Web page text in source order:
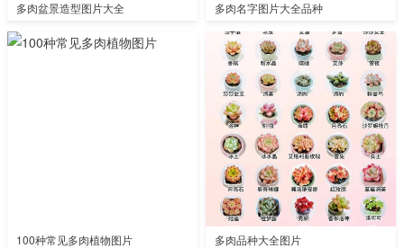
多肉盆景造型图片大全 多肉名字图片大全品种
100种常见多肉植物图片 多肉品种大全图片